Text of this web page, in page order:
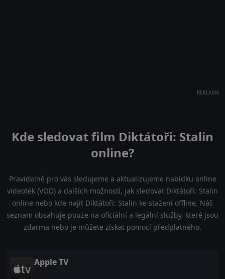
REKLAMA
Kde sledovat film Diktátoři: Stalin
online?
Pravidelně pro vás sledujeme a aktualizujeme nabídku online
videoték (VOD) a dalších možností, jak sledovat Diktátoři: Stalin
online nebo kde najít Diktátoři: Stalin ke stažení offline. Náš
seznam obsahuje pouze na oficiální a legální služby, které jsou
zdarma nebo je můžete získat pomocí předplatného.
Apple TV